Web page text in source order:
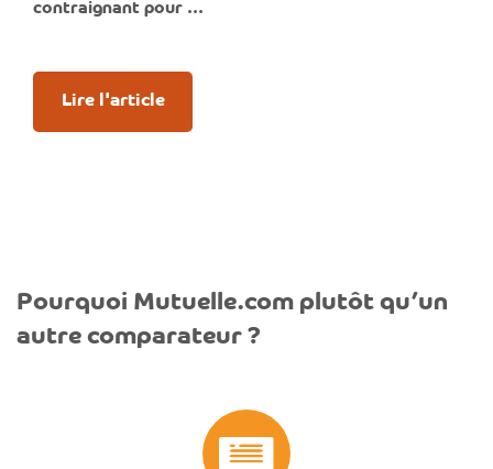
contraignant pour ...
Lire l'article
Pourquoi Mutuelle.com plutôt qu’un
autre comparateur ?